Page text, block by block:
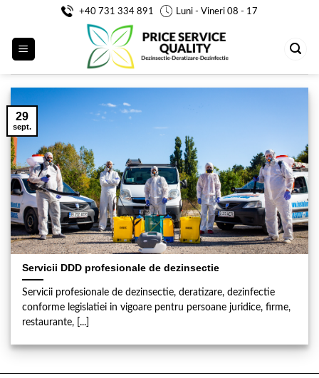
content
+40 731 334 891 Luni - Vineri 08 - 17
Servicii DDD profesionale de dezinsectie
Servicii profesionale de dezinsectie, deratizare, dezinfectie
conforme legislatiei in vigoare pentru persoane juridice, firme,
restaurante, [...]
29
sept.